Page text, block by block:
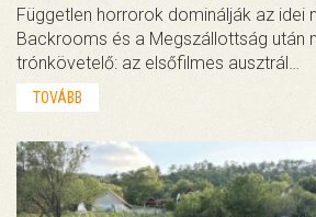
Független horrorok dominálják az idei
Backrooms és a Megszállottság után
trónkövetelő: az elsőfilmes ausztrál…
TOVÁBB